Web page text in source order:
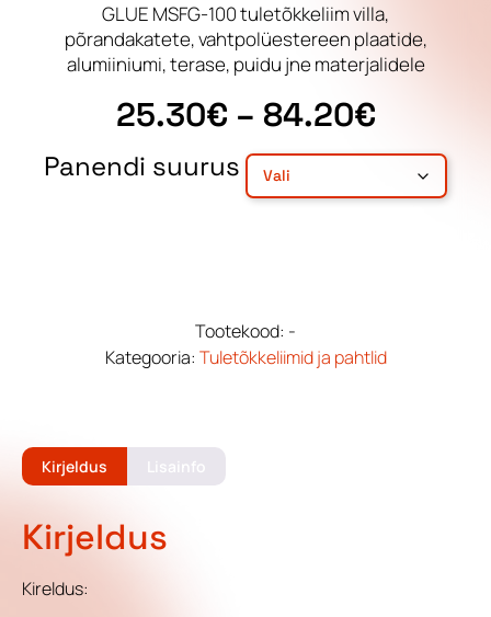
GLUE MSFG-100 tuletõkkeliim villa,
põrandakatete, vahtpolüestereen plaatide,
alumiiniumi, terase, puidu jne materjalidele
25.30€ – 84.20€
Panendi suurus
Tootekood: -
Kategooria: Tuletõkkeliimid ja pahtlid
Kirjeldus Lisainfo
Kirjeldus
Kireldus: